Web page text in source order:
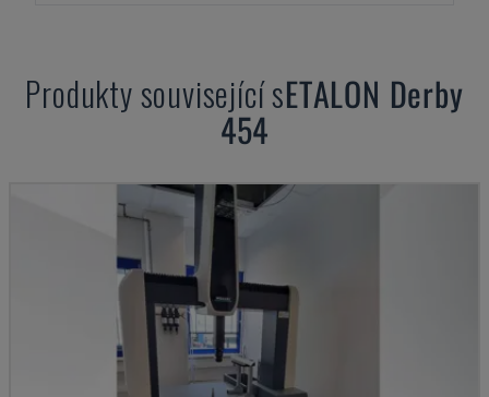
Produkty související sETALON Derby
454